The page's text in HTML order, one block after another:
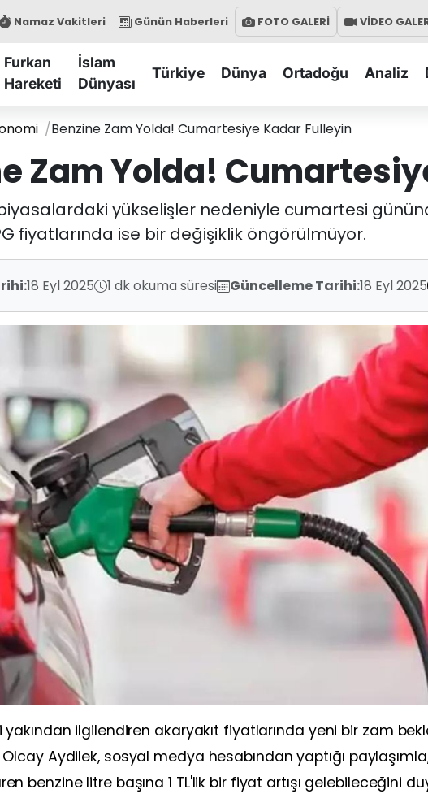
Namaz Vakitleri Günün Haberleri FOTO GALERİ VİDEO
Furkan
Hareketi
İslam
Dünyası
Türkiye Dünya Ortadoğu Analiz
Benzine Zam Yolda! Cumartesiye Kadar Fulleyin
Zam Yolda!
yükselişler nedeniyle cumartesi
fiyatlarında ise bir değişiklik öngörülmüyor.
18 Eyl 2025 1 dk okuma süresi Güncelleme Tarihi:18 Eyl 2025
ilgilendiren akaryakıt fiyatlarında yeni bir zam
Aydilek, sosyal medya hesabından yaptığı
benzine litre başına 1 TL'lik bir fiyat artışı gelebileceğini